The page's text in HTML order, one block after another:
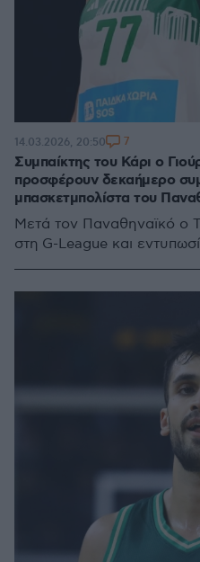
Συμπαίκτης του Κάρι ο
προσφέρουν δεκαήμερο
μπασκετμπολίστα του
Μετά τον Παναθηναϊκό ο
στη G-League και
14.03.2026, 20:50 7